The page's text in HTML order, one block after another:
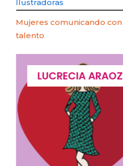
Ilustradoras
Mujeres comunicando con
talento
LUCRECIA ARAOZ